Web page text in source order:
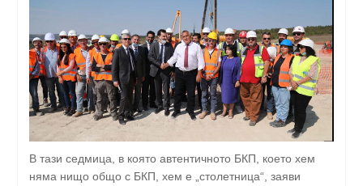
В тази седмица, в която автентичното БКП, което хем
няма нищо общо с БКП, хем е „столетница“, заяви